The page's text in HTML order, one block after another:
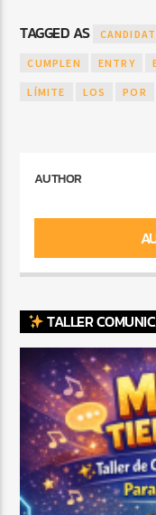
TAGGED AS
CUMPLEN ENTRY
LÍMITE LOS POR
AUTHOR
TALLER